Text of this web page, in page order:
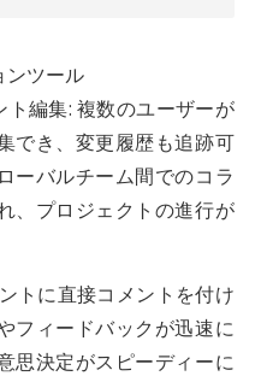
ンツール
編集: 複数のユーザーが
でき、変更履歴も追跡可
ーバルチーム間でのコラ
、プロジェクトの進行が
トに直接コメントを付け
フィードバックが迅速に
思決定がスピーディーに